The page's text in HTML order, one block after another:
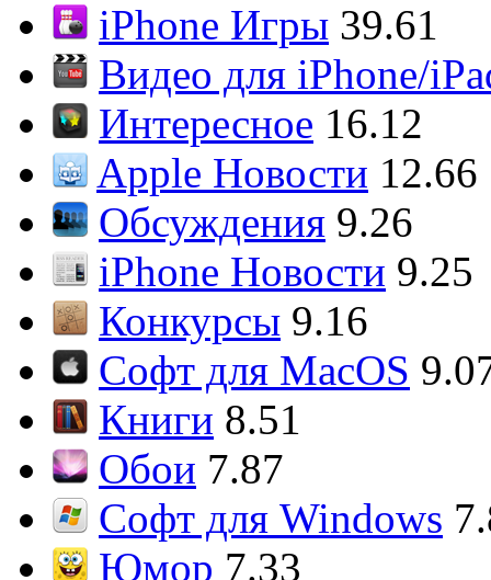
iPhone Игры 39.61
Видео для iPhone/
Интересное 16.12
Apple Новости 12.66
Обсуждения 9.26
iPhone Новости 9.25
Конкурсы 9.16
Софт для MacOS
Книги 8.51
Обои 7.87
Софт для Windows
Юмор 7.33